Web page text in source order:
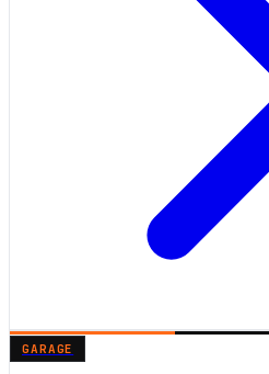
GARAGE